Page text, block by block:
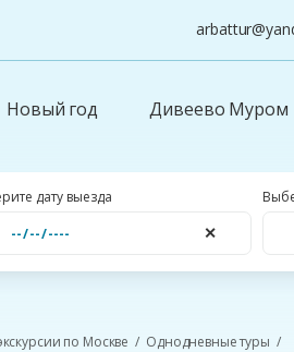
Новый год Дивеево Муром
дату выезда
✕
по Москве
Однодневные туры